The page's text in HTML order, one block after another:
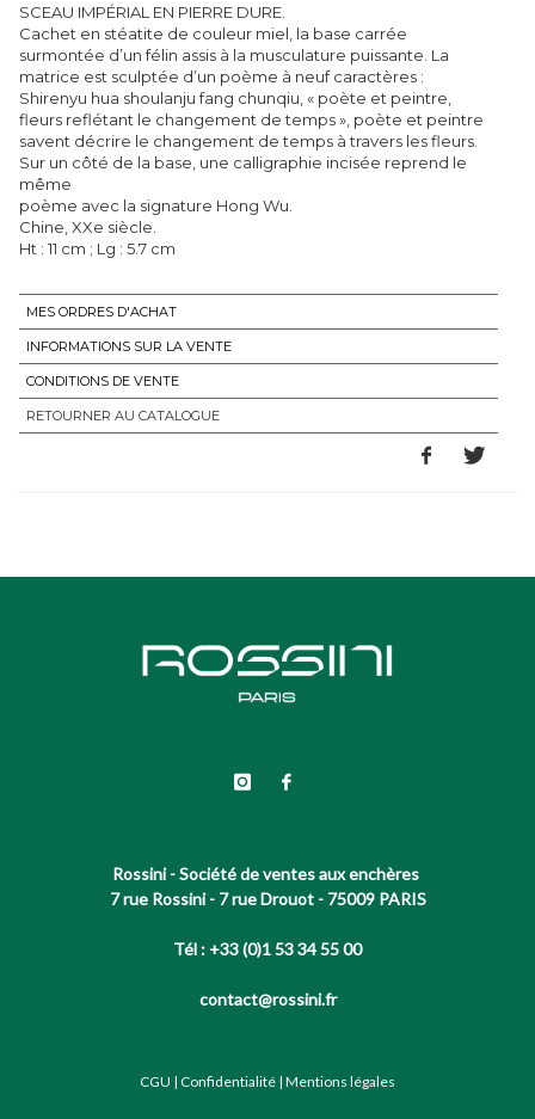
SCEAU IMPÉRIAL EN PIERRE DURE.
Cachet en stéatite de couleur miel, la base carrée
surmontée d’un félin assis à la musculature puissante. La
matrice est sculptée d’un poème à neuf caractères :
Shirenyu hua shoulanju fang chunqiu, « poète et peintre,
fleurs reflétant le changement de temps », poète et peintre
savent décrire le changement de temps à travers les fleurs.
Sur un côté de la base, une calligraphie incisée reprend le
même
poème avec la signature Hong Wu.
Chine, XXe siècle.
Ht : 11 cm ; Lg : 5.7 cm
MES ORDRES D'ACHAT
INFORMATIONS SUR LA VENTE
CONDITIONS DE VENTE
RETOURNER AU CATALOGUE
Rossini - Société de ventes aux enchères
7 rue Rossini - 7 rue Drouot - 75009 PARIS
Tél : +33 (0)1 53 34 55 00
contact@rossini.fr
CGU | Confidentialité | Mentions légales